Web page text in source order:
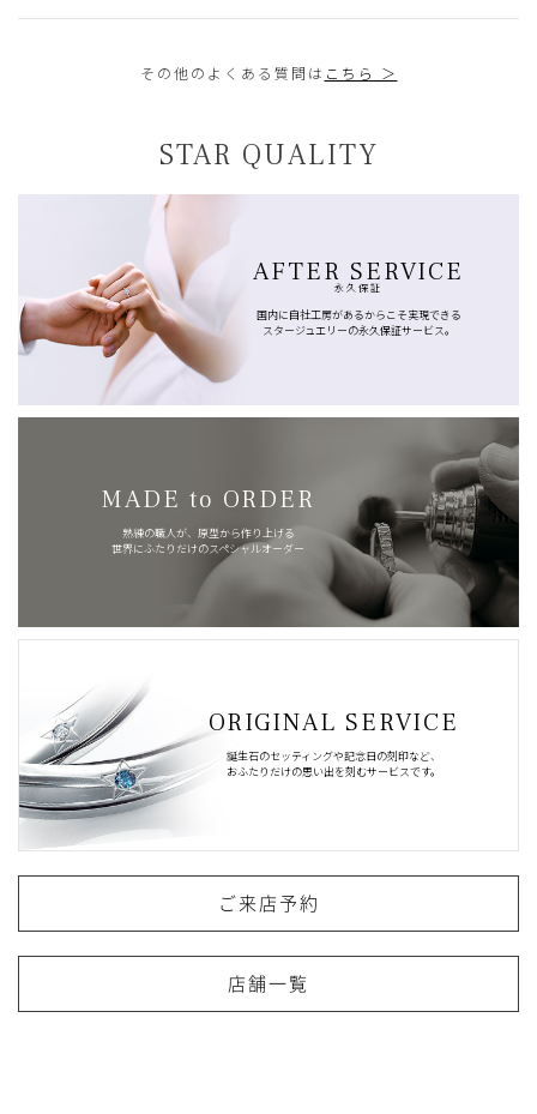
その他のよくある質問は こちら ＞
STAR QUALITY
AFTER SERVICE
永久保証
国内に自社工房があるからこそ実現できる
スタージュエリーの永久保証サービス。
MADE to ORDER
熟練の職人が、原型から作り上げる
世界にふたりだけのスペシャルオーダー
ORIGINAL SERVICE
誕生石のセッティングや記念日の刻印など、
おふたりだけの思い出を刻むサービスです。
ご来店予約
店舗一覧